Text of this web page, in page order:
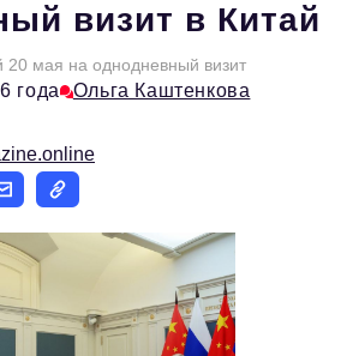
визит в Китай
20 мая на однодневный визит
года Ольга Каштенкова